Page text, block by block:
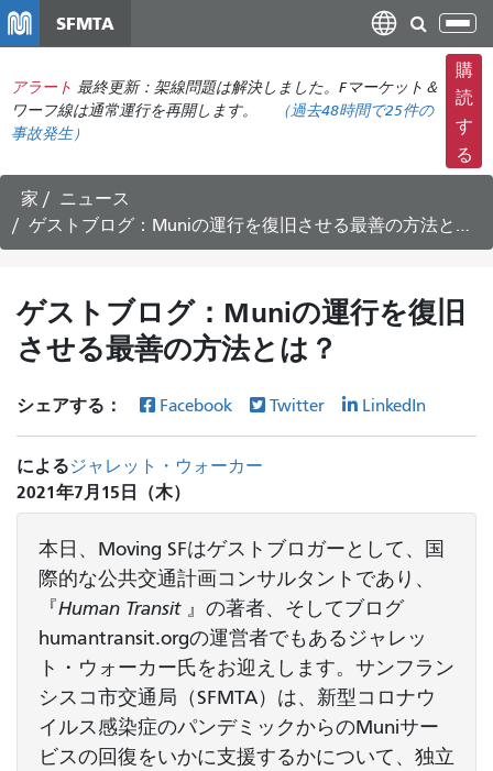
コ
ン
ン
に
移
SFMTA
ナ
ビ
ゲ
ー
シ
ョ
の
切
替
え
アラート 最終更新：架線問題は解決しました。Fマーケット＆
ワーフ線は通常運行を再開します。
（過去48時間で25件の
事故発生）
購
読
す
る
家
ニュース
ゲストブログ：Muniの運行を復旧させる最善の方法とは？
ゲストブログ：Muniの運行を復旧
させる最善の方法とは？
シェアする： Facebook Twitter LinkedIn
によるジャレット・ウォーカー
2021年7月15日（木）
本日、Moving SFはゲストブロガーとして、国
際的な公共交通計画コンサルタントであり、
『Human Transit』の著者、そしてブログ
humantransit.orgの運営者でもあるジャレッ
ト・ウォーカー氏をお迎えします。サンフラン
シスコ市交通局（SFMTA）は、新型コロナウ
イルス感染症のパンデミックからのMuniサー
ビスの回復をいかに支援するかについて、独立